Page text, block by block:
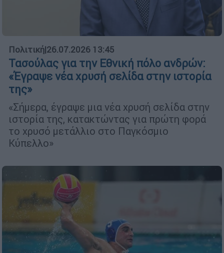
Πολιτική|26.07.2026 13:45
Τασούλας για την Εθνική πόλο ανδρών:
«Έγραψε νέα χρυσή σελίδα στην ιστορία
της»
«Σήμερα, έγραψε μια νέα χρυσή σελίδα στην
ιστορία της, κατακτώντας για πρώτη φορά
το χρυσό μετάλλιο στο Παγκόσμιο
Κύπελλο»